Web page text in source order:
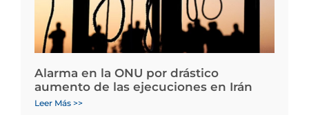
Alarma en la ONU por drástico
aumento de las ejecuciones en Irán
Leer Más >>